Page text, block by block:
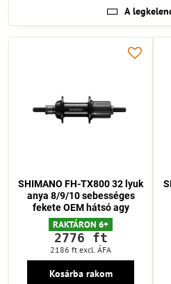
A
SHIMANO FH-TX800 32 lyuk
anya 8/9/10 sebességes
fekete OEM hátsó agy
RAKTÁRON 6+
2776 ft
2186 ft excl. ÁFA
Kosárba rakom